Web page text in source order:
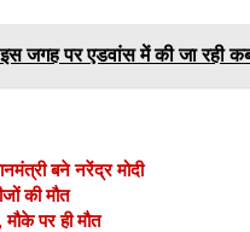
जगह पर एडवांस में की जा रही
बने नरेंद्र मोदी
की मौत
पर ही मौत